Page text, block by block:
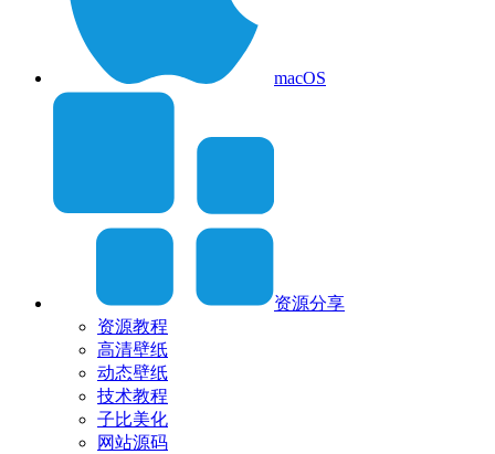
macOS
资源分享
资源教程
高清壁纸
动态壁纸
技术教程
子比美化
网站源码